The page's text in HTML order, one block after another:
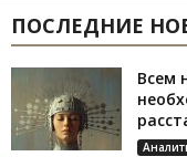
ПОСЛЕДНИЕ
Всем